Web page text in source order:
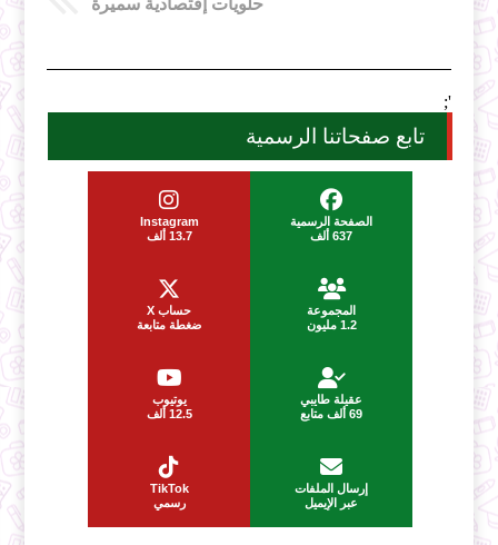
حلويات إقتصادية سميرة
';
تابع صفحاتنا الرسمية
الصفحة الرسمية
637 ألف
Instagram
13.7 ألف
المجموعة
1.2 مليون
حساب X
ضغطة متابعة
عقيلة طايبي
69 ألف متابع
يوتيوب
12.5 ألف
إرسال الملفات
عبر الإيميل
TikTok
رسمي